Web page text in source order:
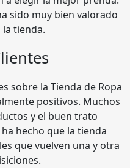
sido muy bien valorado
tienda.
sobre la Tienda de Ropa
positivos. Muchos
y el buen trato
hecho que la tienda
que vuelven una y otra